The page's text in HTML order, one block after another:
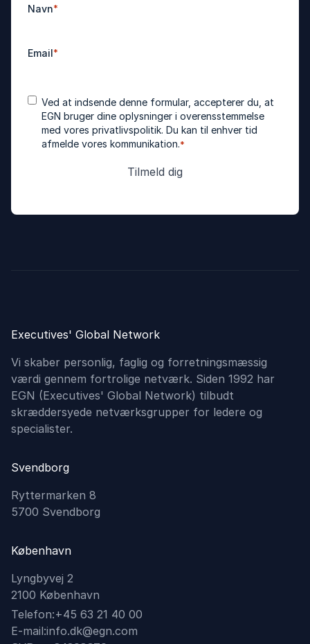
Navn*
Email*
Accepter
betingelser
*
Ved at indsende denne formular, accepterer du, at
EGN bruger dine oplysninger i overensstemmelse
med vores privatlivspolitik. Du kan til enhver tid
afmelde vores kommunikation.*
Executives' Global Network
Vi skaber personlig, faglig og forretningsmæssig
værdi gennem fortrolige netværk. Siden 1992 har
EGN (Executives'​ Global Network) tilbudt
skræddersyede netværksgrupper for ledere og
specialister.
Svendborg
Ryttermarken 8
5700 Svendborg
København
Lyngbyvej 2
2100 København
Telefon:+45 63 21 40 00
E-mail:info.dk@egn.com